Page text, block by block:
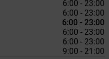
6:00 - 23:00
6:00 - 23:00
6:00 - 23:00
6:00 - 23:00
6:00 - 23:00
9:00 - 21:00